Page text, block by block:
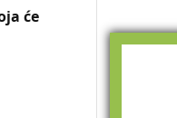
će